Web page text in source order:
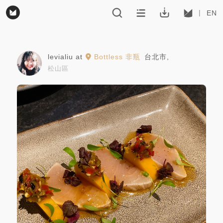
EN
levialiu at Bottless 非瓶 台北市
松山區